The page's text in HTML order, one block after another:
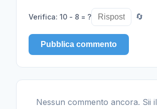
Verifica: 10 - 8 = ? 🔄
Pubblica commento
Nessun commento ancora. Sii